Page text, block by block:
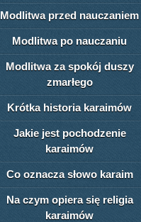
Modlitwa przed nauczaniem
Modlitwa po nauczaniu
Modlitwa za spokój duszy
zmarłego
Krótka historia karaimów
Jakie jest pochodzenie
karaimów
Co oznacza słowo karaim
Na czym opiera się religia
karaimów